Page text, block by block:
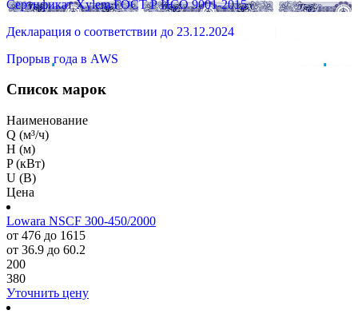
Сертификат Xylem ГОСТ Р ИСО 9001-2015
Декларация о соответствии до 23.12.2024
Прорыв года в AWS
Список марок
Наименование
Q (м³/ч)
H (м)
P (кВт)
U (В)
Цена
Lowara NSCF 300-450/2000
от 476 до 1615
от 36.9 до 60.2
200
380
Уточнить цену